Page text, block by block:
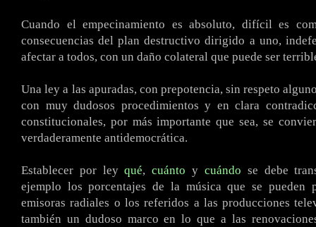
Cuando el empecinamiento es absoluto, difícil es
consecuencias del plan destructivo dirigido a uno,
afectar a todos, con un daño colateral que puede ser
Una ley a las apuradas, con prepotencia, sin respeto
con muy dudosos procedimientos y en clara
constitucionales, por más importante que sea, se
verdaderamente antidemocrática.
Establecer por leyqué,cuánto y cuándo se debe
ejemplo los porcentajes de la música que se pueden
emisoras radiales o los referidos a las producciones
también un dudoso marco en lo que a las